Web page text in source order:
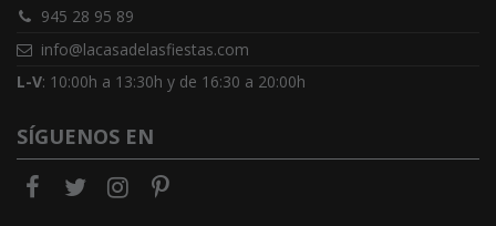
945 28 95 89
info@lacasadelasfiestas.com
L-V: 10:00h a 13:30h y de 16:30 a 20:00h
SÍGUENOS EN